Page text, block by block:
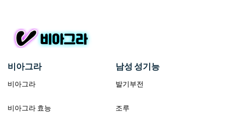
비아그라
비아그라
비아그라 효능
남성 성기능
발기부전
조루